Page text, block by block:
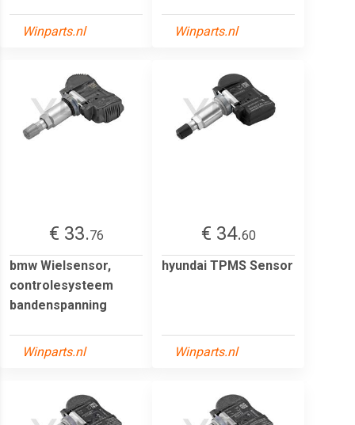
Winparts.nl Winparts.nl
€ 33.76
bmw Wielsensor,
controlesysteem
bandenspanning
Winparts.nl
€ 34.60
hyundai TPMS Sensor
Winparts.nl